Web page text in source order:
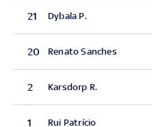
21 Dybala P.
20 Renato Sanches
2 Karsdorp R.
1 Rui Patrício